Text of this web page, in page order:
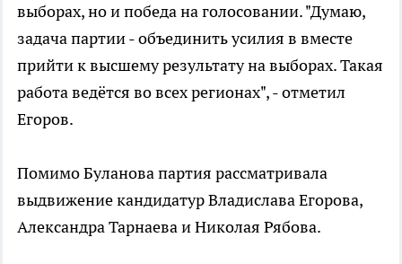
выборах, но и победа на голосовании. "Думаю,
задача партии - объединить усилия в вместе
прийти к высшему результату на выборах. Такая
работа ведётся во всех регионах", - отметил
Егоров.
Помимо Буланова партия рассматривала
выдвижение кандидатур Владислава Егорова,
Александра Тарнаева и Николая Рябова.